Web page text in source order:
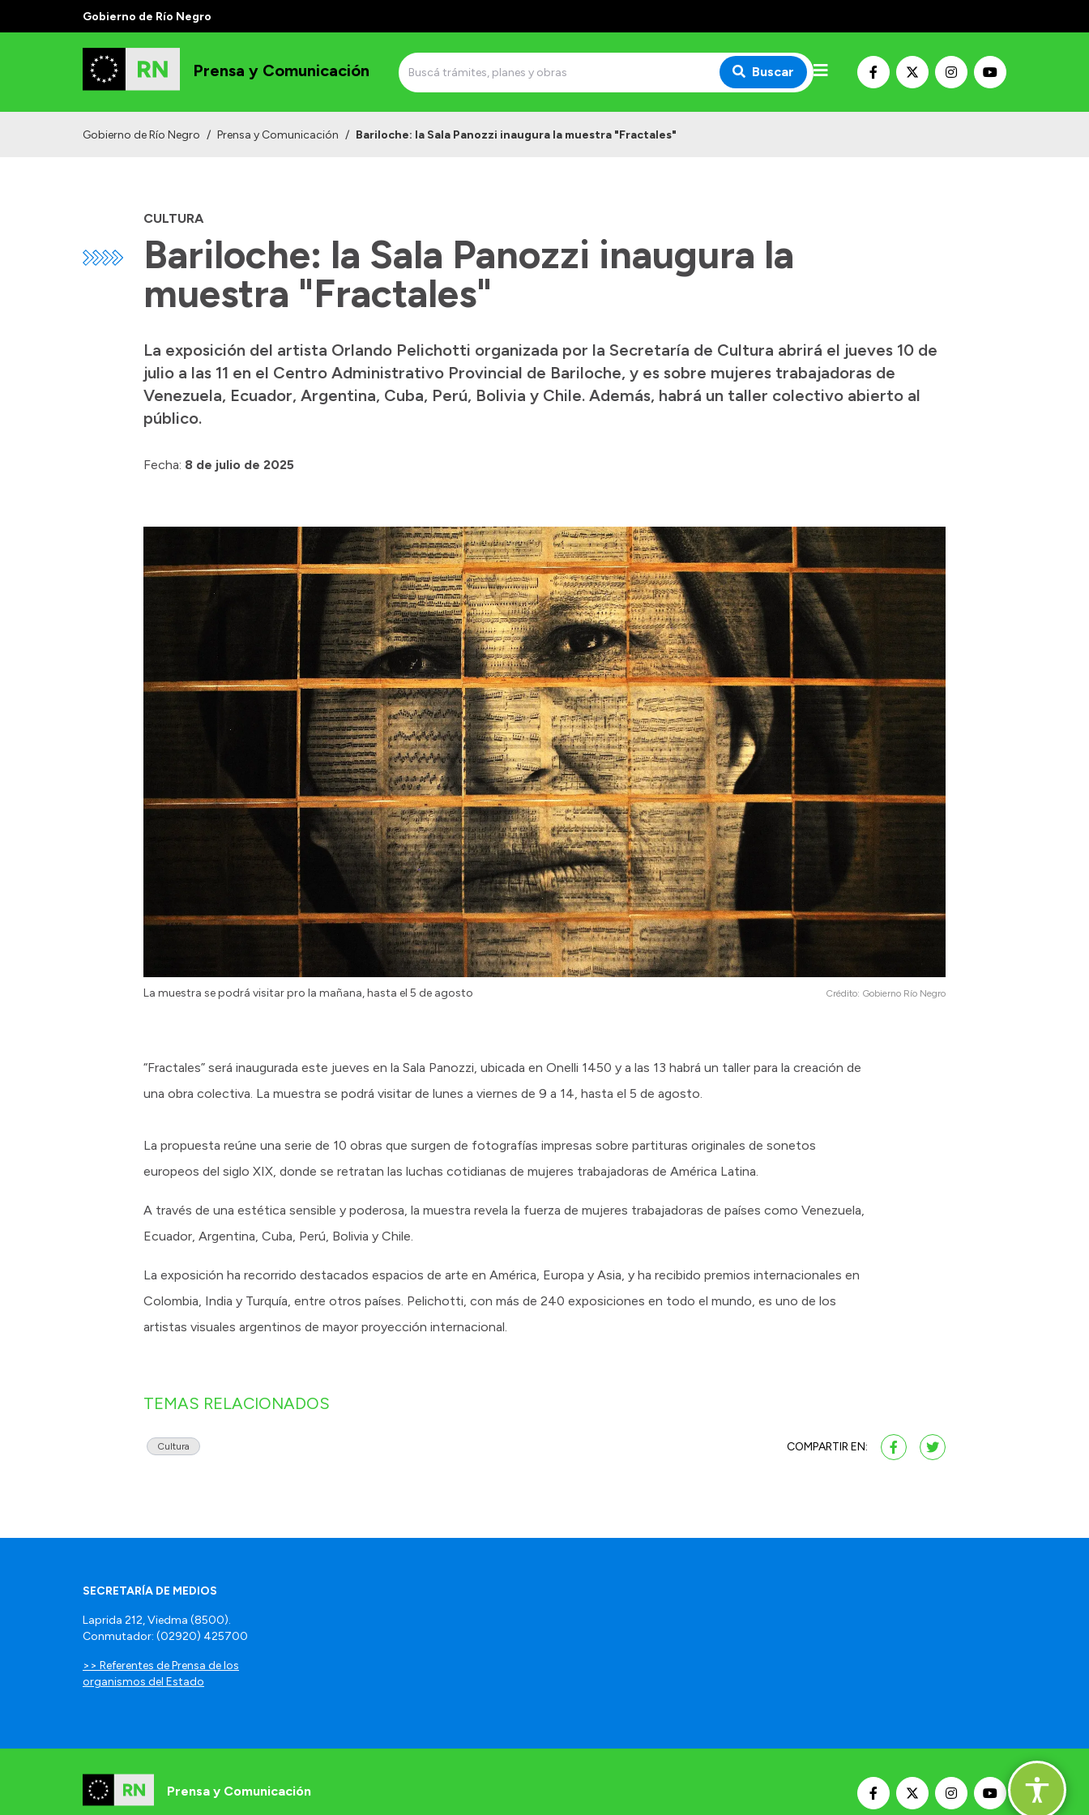
Gobierno de Río Negro
Prensa y Comunicación Buscar
Gobierno de Río Negro / Prensa y Comunicación / Bariloche: la Sala Panozzi inaugura la muestra "Fractales"
CULTURA
Bariloche: la Sala Panozzi inaugura la
muestra "Fractales"
La exposición del artista Orlando Pelichotti organizada por la Secretaría de Cultura abrirá el jueves 10 de
julio a las 11 en el Centro Administrativo Provincial de Bariloche, y es sobre mujeres trabajadoras de
Venezuela, Ecuador, Argentina, Cuba, Perú, Bolivia y Chile. Además, habrá un taller colectivo abierto al
público.
Fecha: 8 de julio de 2025
La muestra se podrá visitar pro la mañana, hasta el 5 de agosto Crédito: Gobierno Río Negro
“Fractales” será inaugurada este jueves en la Sala Panozzi, ubicada en Onelli 1450 y a las 13 habrá un taller para la creación de
una obra colectiva. La muestra se podrá visitar de lunes a viernes de 9 a 14, hasta el 5 de agosto.
La propuesta reúne una serie de 10 obras que surgen de fotografías impresas sobre partituras originales de sonetos
europeos del siglo XIX, donde se retratan las luchas cotidianas de mujeres trabajadoras de América Latina.
A través de una estética sensible y poderosa, la muestra revela la fuerza de mujeres trabajadoras de países como Venezuela,
Ecuador, Argentina, Cuba, Perú, Bolivia y Chile.
La exposición ha recorrido destacados espacios de arte en América, Europa y Asia, y ha recibido premios internacionales en
Colombia, India y Turquía, entre otros países. Pelichotti, con más de 240 exposiciones en todo el mundo, es uno de los
artistas visuales argentinos de mayor proyección internacional.
TEMAS RELACIONADOS
Cultura COMPARTIR EN:
SECRETARÍA DE MEDIOS
Laprida 212, Viedma (8500).
Conmutador: (02920) 425700
>> Referentes de Prensa de los
organismos del Estado
Prensa y Comunicación